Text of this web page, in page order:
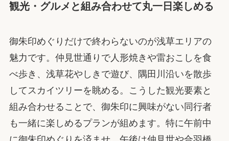
観光・グルメと組み合わせて丸一日楽しめる
御朱印めぐりだけで終わらないのが浅草エリアの
魅力です。仲見世通りで人形焼きや雷おこしを食
べ歩き、浅草花やしきで遊び、隅田川沿いを散歩
してスカイツリーを眺める。こうした観光要素と
組み合わせることで、御朱印に興味がない同行者
も一緒に楽しめるプランが組めます。特に午前中